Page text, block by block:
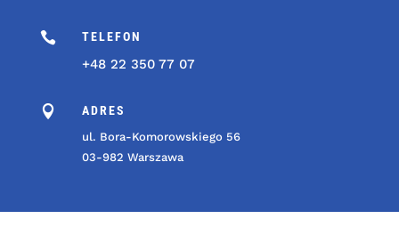
 TELEFON
+48 22 350 77 07
 ADRES
ul. Bora-Komorowskiego 56
03-982 Warszawa